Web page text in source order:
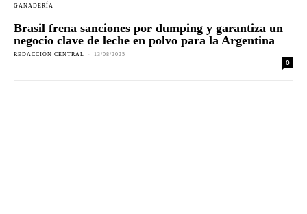
GANADERÍA
Brasil frena sanciones por dumping y garantiza un
negocio clave de leche en polvo para la Argentina
REDACCIÓN CENTRAL - 13/08/2025
0